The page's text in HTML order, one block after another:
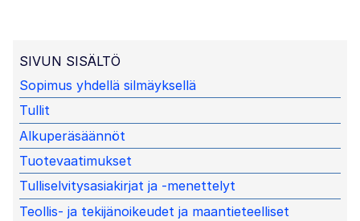
SIVUN SISÄLTÖ
Sopimus yhdellä silmäyksellä
Tullit
Alkuperäsäännöt
Tuotevaatimukset
Tulliselvitysasiakirjat ja -menettelyt
Teollis- ja tekijänoikeudet ja maantieteelliset